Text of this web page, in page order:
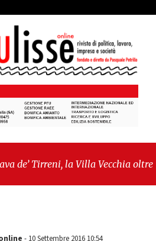
Tirreni, la Villa Vecchia oltre i
sull'ultima seduta consiliare:
- 10 Settembre 2016 10:54